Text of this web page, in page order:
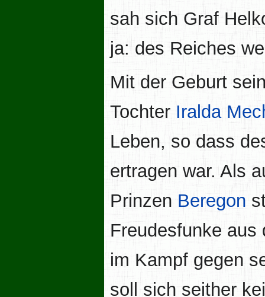
sah sich Graf
ja: des Reiches
Mit der Geburt
Tochter Iralda
Leben, so dass
ertragen war. Als
Prinzen Beregon
Freudesfunke aus
im Kampf gegen
soll sich seither